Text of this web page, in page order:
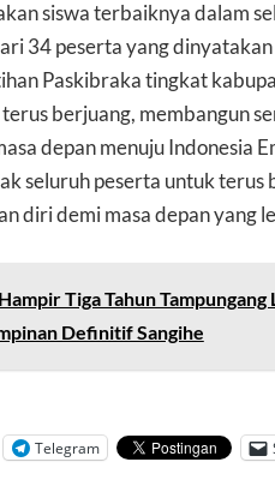
siswa terbaiknya dalam
34 peserta yang
Paskibraka tingkat
berjuang, membangun
depan menuju Indonesia
seluruh peserta untuk
diri demi masa depan yang
Hampir Tiga Tahun
Definitif Sangihe
Telegram